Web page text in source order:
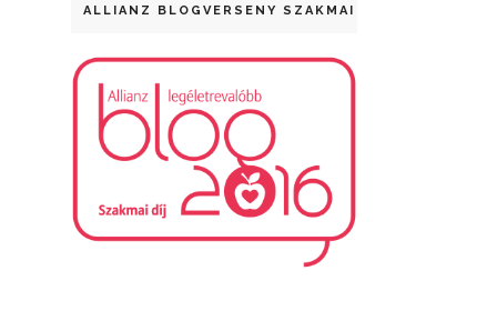
ALLIANZ BLOGVERSENY SZAKMAI DÍJ